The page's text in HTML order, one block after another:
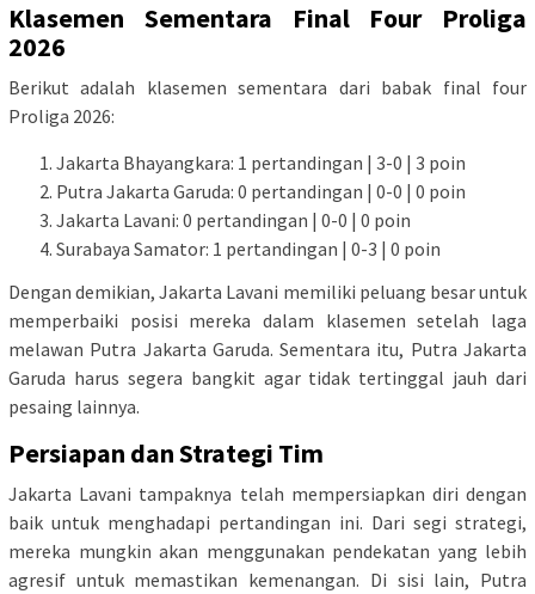
Klasemen Sementara Final Four Proliga
2026
Berikut adalah klasemen sementara dari babak final four
Proliga 2026:
Jakarta Bhayangkara: 1 pertandingan | 3-0 | 3 poin
Putra Jakarta Garuda: 0 pertandingan | 0-0 | 0 poin
Jakarta Lavani: 0 pertandingan | 0-0 | 0 poin
Surabaya Samator: 1 pertandingan | 0-3 | 0 poin
Dengan demikian, Jakarta Lavani memiliki peluang besar untuk
memperbaiki posisi mereka dalam klasemen setelah laga
melawan Putra Jakarta Garuda. Sementara itu, Putra Jakarta
Garuda harus segera bangkit agar tidak tertinggal jauh dari
pesaing lainnya.
Persiapan dan Strategi Tim
Jakarta Lavani tampaknya telah mempersiapkan diri dengan
baik untuk menghadapi pertandingan ini. Dari segi strategi,
mereka mungkin akan menggunakan pendekatan yang lebih
agresif untuk memastikan kemenangan. Di sisi lain, Putra